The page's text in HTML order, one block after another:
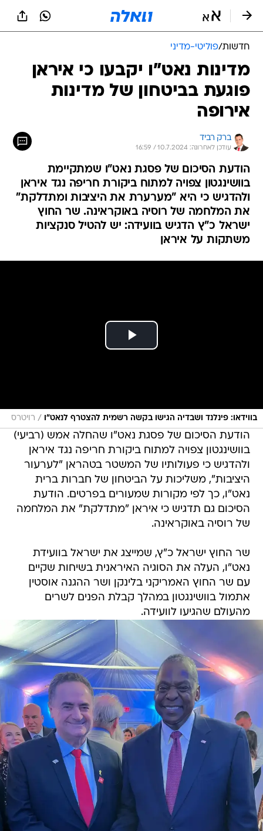
חדשות/פוליטי-מדיני
מדינות נאט"ו יקבעו כי איראן
פוגעת בביטחון של מדינות
אירופה
ברק רביד
עודכן לאחרונה: 10.7.2024 / 16:59
הודעת הסיכום של פסגת נאט"ו שמתקיימת
בוושינגטון צפויה למתוח ביקורת חריפה נגד איראן
ולהדגיש כי היא "מערערת את היציבות ומתדלקת"
את המלחמה של רוסיה באוקראינה. שר החוץ
ישראל כ"ץ הדגיש בוועידה: יש להטיל סנקציות
משתקות על איראן
בווידאו: פינלנד ושבדיה הגישו בקשה רשמית להצטרף לנאט"ו / רויטרס
הודעת הסיכום של פסגת נאט"ו שהחלה אמש (רביעי)
בוושינגטון צפויה למתוח ביקורת חריפה נגד איראן
ולהדגיש כי פעולותיו של המשטר בטהראן "לערעור
היציבות", משליכות על הביטחון של חברות ברית
נאט"ו, כך לפי מקורות שמעורים בפרטים. הודעת
הסיכום גם תדגיש כי איראן "מתדלקת" את המלחמה
של רוסיה באוקראינה.
שר החוץ ישראל כ"ץ, שמייצג את ישראל בוועידת
נאט"ו, העלה את הסוגיה האיראנית בשיחות שקיים
עם שר החוץ האמריקני בלינקן ושר ההגנה אוסטין
אתמול בוושינגטון במהלך קבלת הפנים לשרים
מהעולם שהגיעו לוועידה.